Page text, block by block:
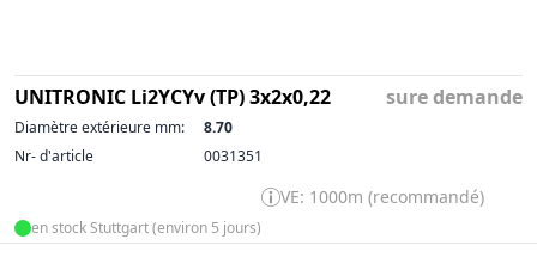
UNITRONIC Li2YCYv (TP) 3x2x0,22 sure demande
Diamètre extérieure mm:
8.70
Nr- d'article
0031351
VE: 1000m (recommandé)
en stock Stuttgart (environ 5 jours)